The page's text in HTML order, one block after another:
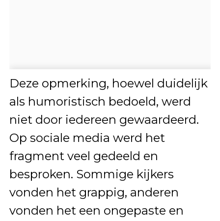
Deze opmerking, hoewel duidelijk
als humoristisch bedoeld, werd
niet door iedereen gewaardeerd.
Op sociale media werd het
fragment veel gedeeld en
besproken. Sommige kijkers
vonden het grappig, anderen
vonden het een ongepaste en